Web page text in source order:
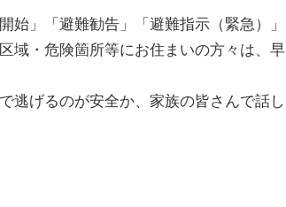
」「避難勧告」「避難指示（緊急）」
域・危険箇所等にお住まいの方々は、早
逃げるのが安全か、家族の皆さんで話し